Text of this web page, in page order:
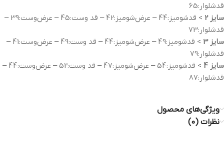
قدشلوار:65
سایز 2
> قدشومیز:44 – عرض‌شومیز:42 – قد وست:45 – عرض‌وست:39 –
قدشلوار:73
سایز 3
> قدشومیز:49 – عرض‌شومیز:44 – قد وست:49 – عرض‌وست:41 –
قدشلوار:79
سایز 4
> قدشومیز:54 – عرض‌شومیز:47 – قد وست:52 – عرض‌وست:44 –
قدشلوار:87
ویژگی‌های محصول
نظرات (0)